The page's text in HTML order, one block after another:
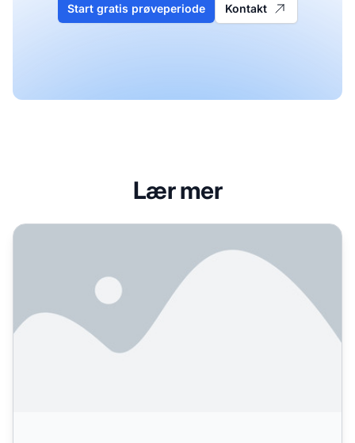
Start gratis prøveperiode Kontakt
Lær mer
Hva brukes Otterly AI til: Komplett guide til overvåking av